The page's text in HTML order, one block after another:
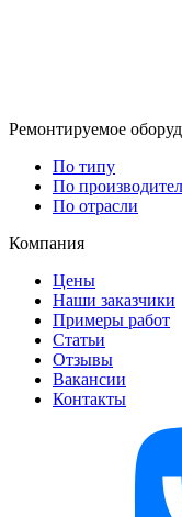
Ремонтируемое
По типу
По
По отрасли
Компания
Цены
Наши заказчики
Примеры работ
Статьи
Отзывы
Вакансии
Контакты